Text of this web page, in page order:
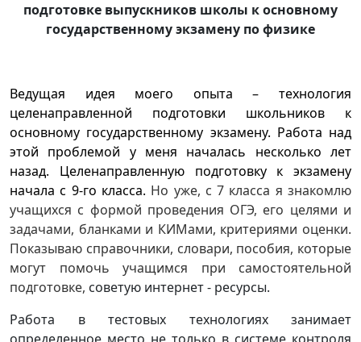
подготовке выпускников школы к основному
государственному экзамену по физике
Ведущая идея моего опыта – технология
целенаправленной подготовки школьников к
основному государственному экзамену. Работа над
этой проблемой у меня началась несколько лет
назад. Целенаправленную подготовку к экзамену
начала с 9-го класса. Но уже, с 7 класса я знакомлю
учащихся с формой проведения ОГЭ, его целями и
задачами, бланками и КИМами, критериями оценки.
Показываю справочники, словари, пособия, которые
могут помочь учащимся при самостоятельной
подготовке, советую интернет - ресурсы.
Работа в тестовых технологиях занимает